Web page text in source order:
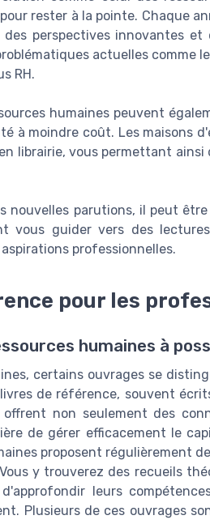
rester à la pointe. Chaque
perspectives innovantes et
actuelles comme
RH.
humaines peuvent
à moindre coût. Les maisons
librairie, vous permettant
nouvelles parutions, il peut
vous guider vers des
professionnelles.
pour les
humaines à
certains ouvrages se
de référence, souvent
non seulement des
de gérer efficacement le
proposent régulièrement
y trouverez des recueils
leurs
Plusieurs de ces ouvrages